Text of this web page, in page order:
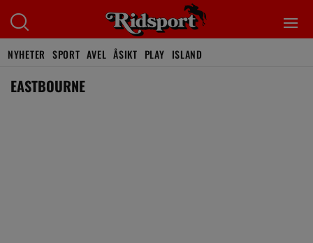
NYHETER SPORT AVEL ÅSIKT PLAY ISLAND
EASTBOURNE